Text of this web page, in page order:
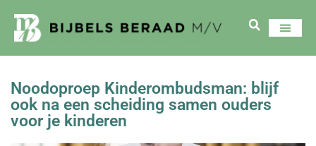
Noodoproep Kinderombudsman: blijf
ook na een scheiding samen ouders
voor je kinderen